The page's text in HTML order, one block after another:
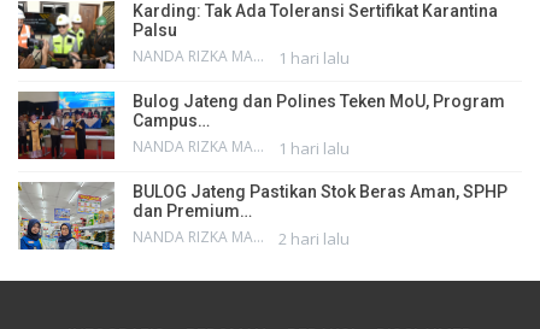
Karding: Tak Ada Toleransi Sertifikat Karantina
Palsu
NANDA RIZKA MAHENDRA 1 hari lalu
Bulog Jateng dan Polines Teken MoU, Program
Campus…
NANDA RIZKA MAHENDRA 1 hari lalu
BULOG Jateng Pastikan Stok Beras Aman, SPHP
dan Premium…
NANDA RIZKA MAHENDRA 2 hari lalu